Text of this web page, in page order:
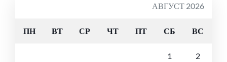
АВГУСТ 2026
ПН ВТ СР ЧТ ПТ СБ ВС
1 2